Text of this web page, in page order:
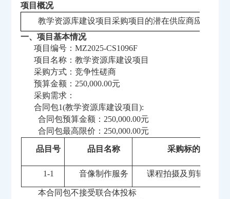
项目概况
教学资源库建设项目采购项目的潜在供应商应在西
一、项目基本情况
项目编号： MZ2025-CS1096F
项目名称：教学资源库建设项目
采购方式：竞争性磋商
预算金额： 250,000.00元
采购需求：
合同包1(教学资源库建设项目):
合同包预算金额： 250,000.00元
合同包最高限价： 250,000.00元
品目号 品目名称 采购标的
1-1 音像制作服务 课程拍摄及剪辑制作
本合同包不接受联合体投标